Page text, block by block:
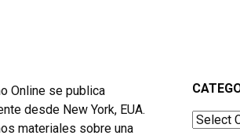
Online se publica
desde New York, EUA.
materiales sobre una